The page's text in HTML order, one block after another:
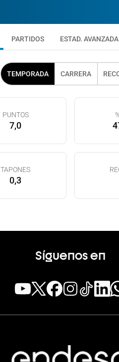
PARTIDOS ESTAD. AVANZADA
TEMPORADA CARRERA
PUNTOS
7,0
TAPONES
0,3
Síguenos en